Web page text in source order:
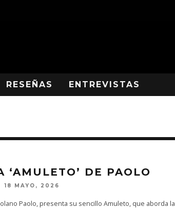
RESEÑAS ENTREVISTAS
‘AMULETO’ DE PAOLO
18 MAYO, 2026
Paolo, presenta su sencillo Amuleto, que aborda la